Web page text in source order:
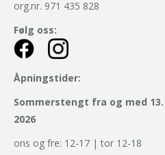
org.nr. 971 435 828
Følg oss:
Åpningstider:
Sommerstengt fra og med
2026
ons og fre: 12-17 | tor 12-18